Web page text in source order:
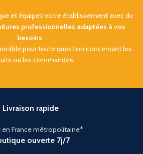
à 7 cm
cm).
striée
jusqu'à
sur-
Structure :Aluminium en
nid d’abeille, à la fois très
Sécurité :Chasse-roues
latéraux et revêtement
offrant une forte accroche,
Transport :
intégrée et fermeture par
et équipez votre établissement avec du
professionnelles adaptées à vos
besoins.
pour toute question concernant les
ou les commandes.
Livraison rapide
en France métropolitaine*
ouverte 7j/7